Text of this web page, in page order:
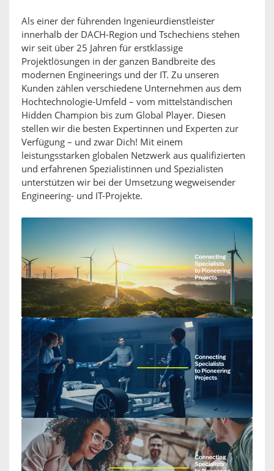
Als einer der führenden Ingenieurdienstleister
innerhalb der DACH-Region und Tschechiens stehen
wir seit über 25 Jahren für erstklassige
Projektlösungen in der ganzen Bandbreite des
modernen Engineerings und der IT. Zu unseren
Kunden zählen verschiedene Unternehmen aus dem
Hochtechnologie-Umfeld – vom mittelständischen
Hidden Champion bis zum Global Player. Diesen
stellen wir die besten Expertinnen und Experten zur
Verfügung – und zwar Dich! Mit einem
leistungsstarken globalen Netzwerk aus qualifizierten
und erfahrenen Spezialistinnen und Spezialisten
unterstützen wir bei der Umsetzung wegweisender
Engineering- und IT-Projekte.